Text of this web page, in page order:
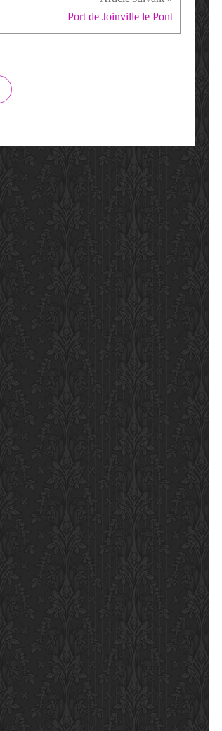
Port de Joinville le Pont